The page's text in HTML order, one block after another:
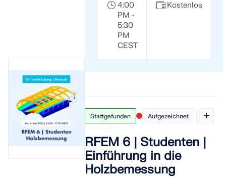
4:00
PM -
5:30
PM
CEST
Kostenlos
Stattgefunden Aufgezeichnet
RFEM 6 | Studenten |
Einführung in die
Holzbemessung